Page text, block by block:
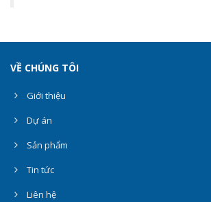
VỀ CHÚNG TÔI
Giới thiệu
Dự án
Sản phẩm
Tin tức
Liên hệ